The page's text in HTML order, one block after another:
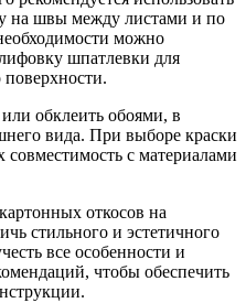
на швы между листами и по
можно
шпатлевки для
поверхности.
обклеить обоями, в
вида. При выборе краски
совместимость с материалами
откосов на
стильного и эстетичного
все особенности и
чтобы обеспечить